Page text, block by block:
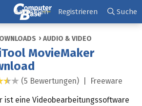
Anmelden Registrieren Suche
AUDIO & VIDEO
MovieMaker
3,4 Sterne
(5 Bewertungen) | Freeware
ist eine Videobearbeitungssoftware